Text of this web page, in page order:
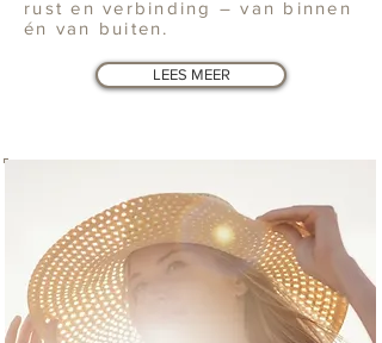
rust en verbinding – van binnen
én van buiten.
LEES MEER